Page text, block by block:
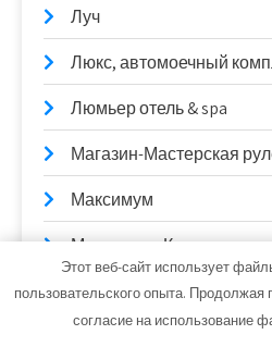
Луч
Люкс, автомоечный
Люмьер отель & spa
Магазин-Мастерская
Максимум
Маленькая Корея
Мальтийский замок,
Мамонт, автомоечный
Этот веб-сайт использует
пользовательского опыта. Продолжая
согласие на использование